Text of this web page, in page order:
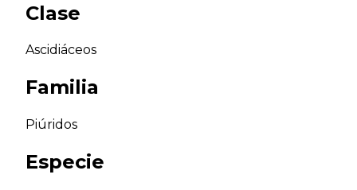
Clase
Ascidiáceos
Familia
Piúridos
Especie